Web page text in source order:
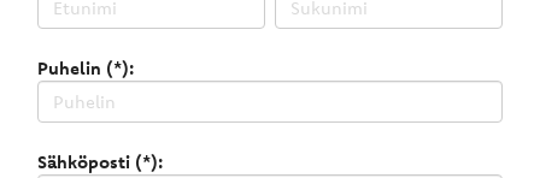
Puhelin (*):
Sähköposti (*):